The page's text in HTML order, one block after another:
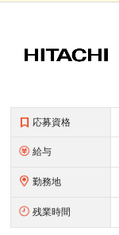
応募資格
給与
勤務地
残業時間